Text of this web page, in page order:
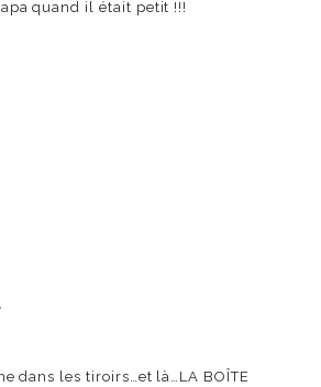
quand il était petit !!!
dans les tiroirs…et là…LA BOÎTE